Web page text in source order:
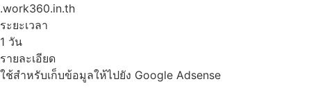
.work360.in.th
ระยะเวลา
1 วัน
รายละเอียด
ใช้สำหรับเก็บข้อมูลให้ไปยัง Google Adsense